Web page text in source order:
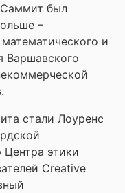
Саммит был
–
и
Варшавского
стали Лоуренс
этики
Creative